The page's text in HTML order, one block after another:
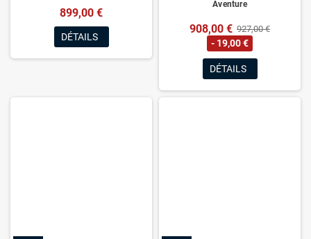
899,00 €
DÉTAILS
Aventure
908,00 € 927,00 €
- 19,00 €
DÉTAILS